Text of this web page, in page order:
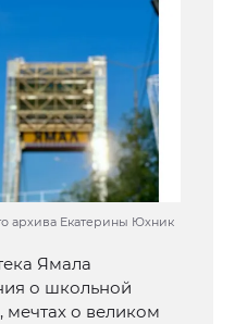
архива Екатерины Юхник
Ямала
о школьной
мечтах о великом